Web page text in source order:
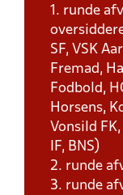
1. runde
SF, VSK
Fremad,
Fodbold,
Horsens,
Vonsild
IF, BNS)
2. runde
3. runde